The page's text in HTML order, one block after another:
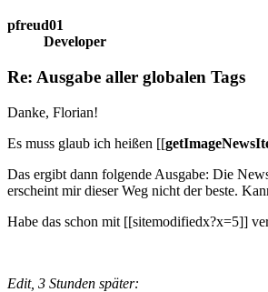
pfreud01
Developer
Re: Ausgabe aller globalen Tags
Danke, Florian!
Es muss glaub ich heißen [[
Das ergibt dann folgende Ausgabe: Die
erscheint mir dieser Weg nicht der beste.
Habe das schon mit [[sitemodifiedx?x=5]]
Edit, 3 Stunden später: